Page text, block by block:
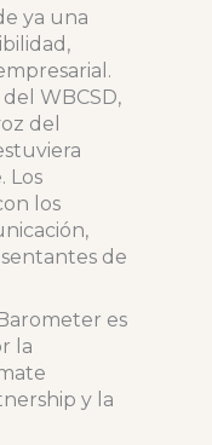
ya una
WBCSD,
del
Los
los
de
es
la
y la